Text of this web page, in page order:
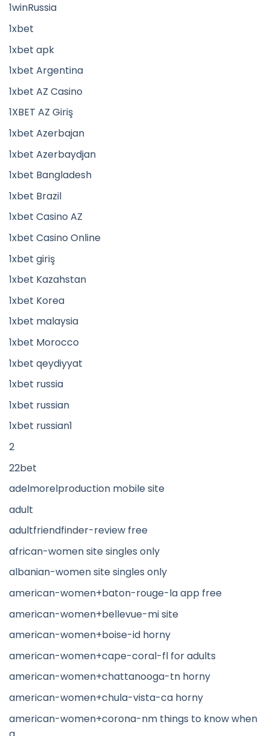
1winRussia
1xbet
1xbet apk
1xbet Argentina
1xbet AZ Casino
1XBET AZ Giriş
1xbet Azerbajan
1xbet Azerbaydjan
1xbet Bangladesh
1xbet Brazil
1xbet Casino AZ
1xbet Casino Online
1xbet giriş
1xbet Kazahstan
1xbet Korea
1xbet malaysia
1xbet Morocco
1xbet qeydiyyat
1xbet russia
1xbet russian
1xbet russian1
2
22bet
adelmorelproduction mobile site
adult
adultfriendfinder-review free
african-women site singles only
albanian-women site singles only
american-women+baton-rouge-la app free
american-women+bellevue-mi site
american-women+boise-id horny
american-women+cape-coral-fl for adults
american-women+chattanooga-tn horny
american-women+chula-vista-ca horny
american-women+corona-nm things to know when